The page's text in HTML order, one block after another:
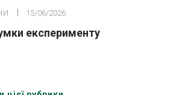
15/06/2026
експерименту